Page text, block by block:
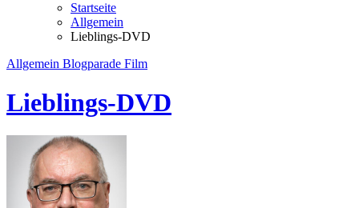
Startseite
Allgemein
Lieblings-DVD
Allgemein Blogparade Film
Lieblings-DVD